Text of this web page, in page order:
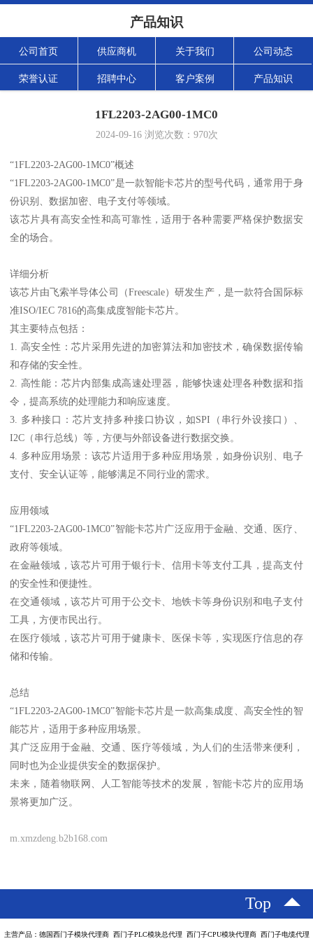
产品知识
公司首页 供应商机 关于我们 公司动态
荣誉认证 招聘中心 客户案例 产品知识
1FL2203-2AG00-1MC0
2024-09-16浏览次数： 970次
“1FL2203-2AG00-1MC0”概述
“1FL2203-2AG00-1MC0”是一款智能卡芯片的型号代码，通常用于身
份识别、数据加密、电子支付等领域。
该芯片具有高安全性和高可靠性，适用于各种需要严格保护数据安
全的场合。
详细分析
该芯片由飞索半导体公司（Freescale）研发生产，是一款符合国际标
准ISO/IEC 7816的高集成度智能卡芯片。
其主要特点包括：
1. 高安全性：芯片采用先进的加密算法和加密技术，确保数据传输
和存储的安全性。
2. 高性能：芯片内部集成高速处理器，能够快速处理各种数据和指
令，提高系统的处理能力和响应速度。
3. 多种接口：芯片支持多种接口协议，如SPI（串行外设接口）、
I2C（串行总线）等，方便与外部设备进行数据交换。
4. 多种应用场景：该芯片适用于多种应用场景，如身份识别、电子
支付、安全认证等，能够满足不同行业的需求。
应用领域
“1FL2203-2AG00-1MC0”智能卡芯片广泛应用于金融、交通、医疗、
政府等领域。
在金融领域，该芯片可用于银行卡、信用卡等支付工具，提高支付
的安全性和便捷性。
在交通领域，该芯片可用于公交卡、地铁卡等身份识别和电子支付
工具，方便市民出行。
在医疗领域，该芯片可用于健康卡、医保卡等，实现医疗信息的存
储和传输。
总结
“1FL2203-2AG00-1MC0”智能卡芯片是一款高集成度、高安全性的智
能芯片，适用于多种应用场景。
其广泛应用于金融、交通、医疗等领域，为人们的生活带来便利，
同时也为企业提供安全的数据保护。
未来，随着物联网、人工智能等技术的发展，智能卡芯片的应用场
景将更加广泛。
m.xmzdeng.b2b168.com
Top
主营产品：德国西门子模块代理商 西门子PLC模块总代理 西门子CPU模块代理商 西门子电缆代理